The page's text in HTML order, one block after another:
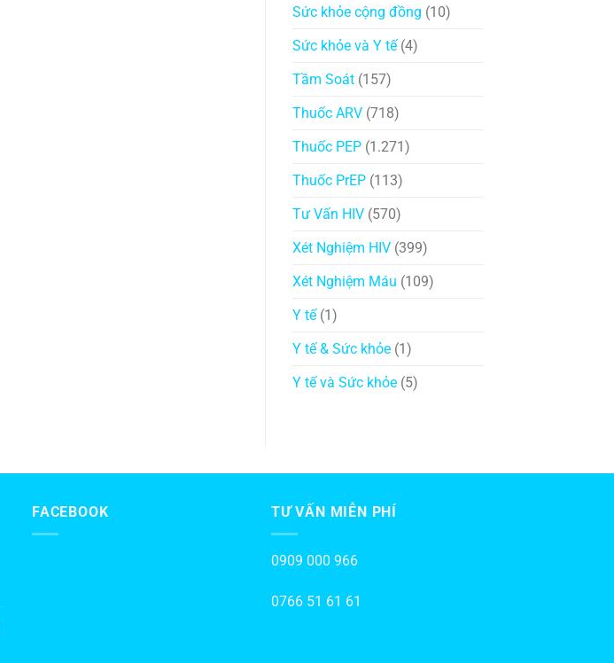
Sức khỏe cộng đồng (10)
Sức khỏe và Y tế(4)
Tầm Soát(157)
Thuốc ARV(718)
Thuốc PEP(1.271)
Thuốc PrEP(113)
Tư Vấn HIV(570)
Xét Nghiệm HIV(399)
Xét Nghiệm Máu (109)
Y tế(1)
Y tế & Sức khỏe(1)
Y tế và Sức khỏe(5)
FACEBOOK TƯ VẤN MIỄN PHÍ
0909 000 966
0766 51 61 61